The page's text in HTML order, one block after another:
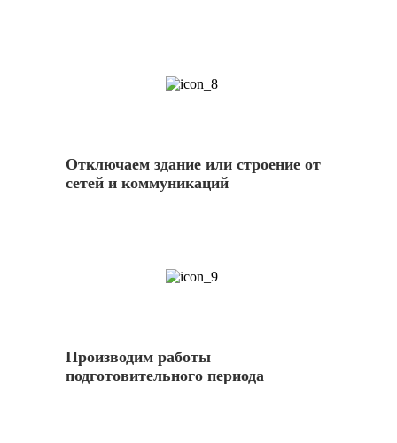
Отключаем здание или строение от
сетей и коммуникаций
Производим работы
подготовительного периода